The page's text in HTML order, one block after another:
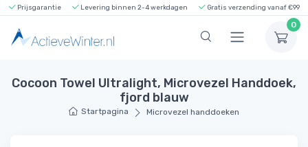
Prijsgarantie Levering binnen 2-4 werkdagen Gratis verzending vanaf €99
0
Cocoon Towel Ultralight, Microvezel Handdoek,
fjord blauw
Startpagina Microvezel handdoeken